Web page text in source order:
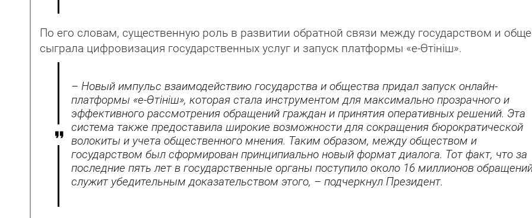
По его словам, существенную роль в развитии обратной связи между государством и
сыграла цифровизация государственных услуг и запуск платформы «е-Өтініш».
– Новый импульс взаимодействию государства и общества придал запуск онлайн-
платформы «е-Өтініш», которая стала инструментом для максимально прозрачного и
эффективного рассмотрения обращений граждан и принятия оперативных решений. Эта
система также предоставила широкие возможности для сокращения бюрократической
волокиты и учета общественного мнения. Таким образом, между обществом и
государством был сформирован принципиально новый формат диалога. Тот факт, что за
последние пять лет в государственные органы поступило около 16 миллионов
служит убедительным доказательством этого, – подчеркнул Президент.